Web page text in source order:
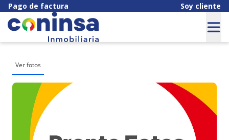
Pago de factura Soy cliente
Ver fotos